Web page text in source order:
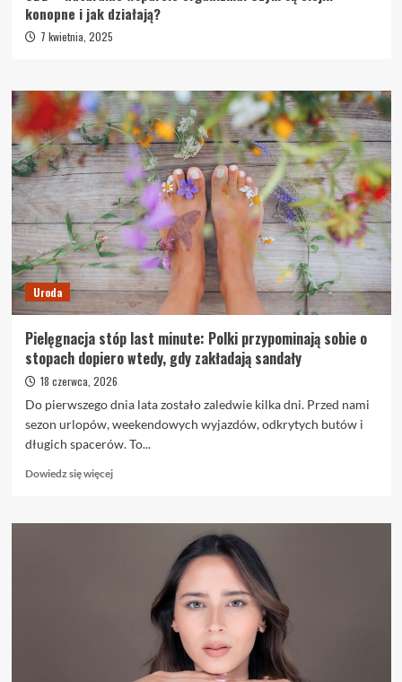
konopne i jak działają?
7 kwietnia, 2025
Uroda
Pielęgnacja stóp last minute: Polki przypominają sobie o
stopach dopiero wtedy, gdy zakładają sandały
18 czerwca, 2026
Do pierwszego dnia lata zostało zaledwie kilka dni. Przed nami
sezon urlopów, weekendowych wyjazdów, odkrytych butów i
długich spacerów. To...
Dowiedz się więcejDowiedz
o
przypominają
stopach